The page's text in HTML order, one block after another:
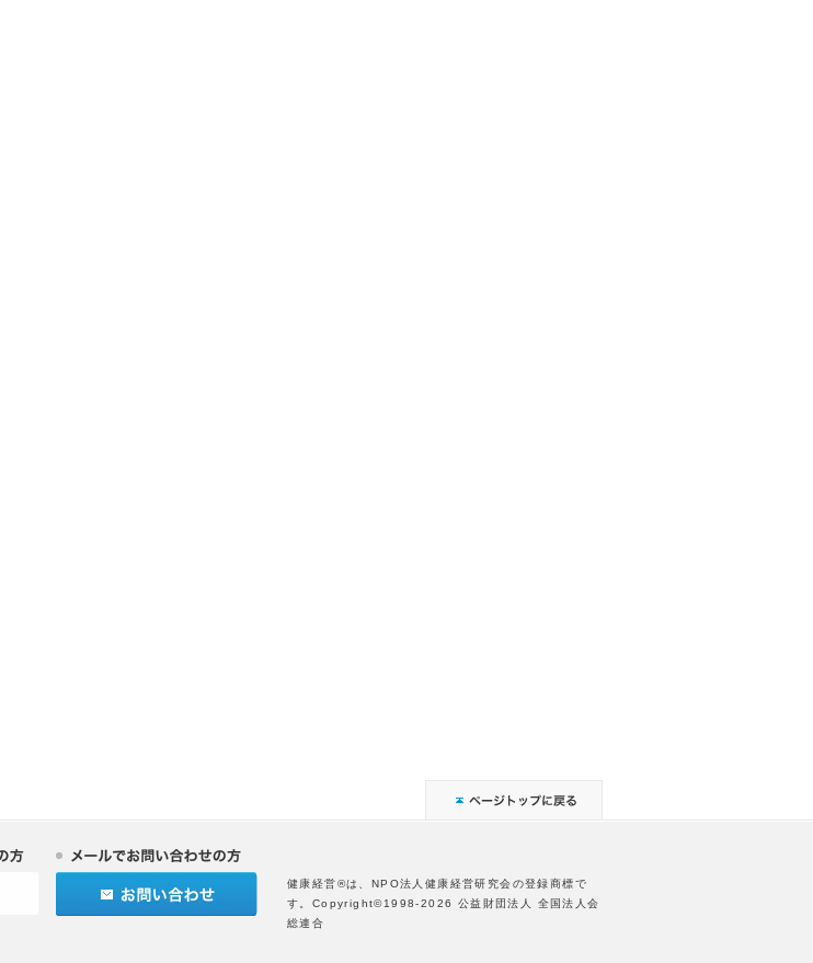
健康経営®は、NPO法人健康経営研究会の登録商標で
す。Copyright©1998-2026 公益財団法人 全国法人会
総連合